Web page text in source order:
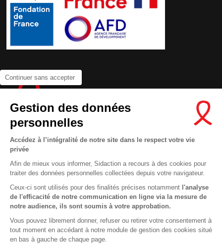
Continuer sans accepter
Gestion des données
personnelles
Accédez à l’intégralité de notre site dans le respect votre vie
privée
Afin de mieux vous informer, Sidaction a recours à des cookies pour
traiter des données personnelles collectées depuis votre navigateur.
Ceux-ci sont utilisés pour des finalités précises notamment l'analyse
de l'efficacité de notre communication en ligne via la mesure de
notre audience, ils sont soumis à votre approbation.
Vous pouvez librement donner, refuser ou retirer votre consentement à
tout moment en accédant à notre module de gestion des cookies situé
en bas à gauche de chaque page.
Contactez-nous
Newsletter
Nous suivre sur les réseaux :
This site uses cookies and gives you control over what you want to